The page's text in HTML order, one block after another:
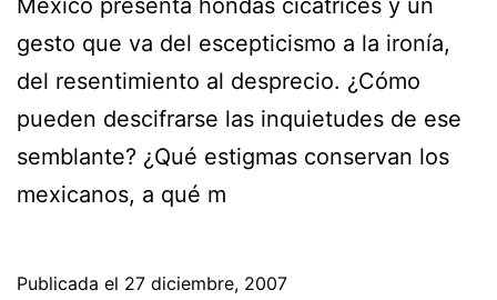
gesto que va del escepticismo a la ironía,
del resentimiento al desprecio. ¿Cómo
pueden descifrarse las inquietudes de ese
semblante? ¿Qué estigmas conservan los
mexicanos, a qué m
Publicada el 27 diciembre, 2007